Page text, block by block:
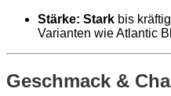
Stärke: Stark bis
Varianten wie Atlantic
Geschmack &